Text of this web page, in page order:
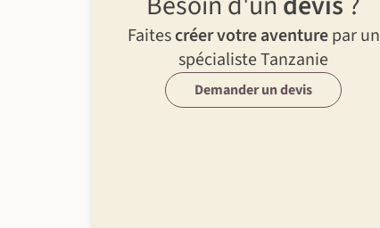
Faitescréer votre aventurepar un
spécialiste Tanzanie
Demander un devis